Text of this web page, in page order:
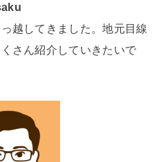
越してきました。地元目線
さん紹介していきたいで